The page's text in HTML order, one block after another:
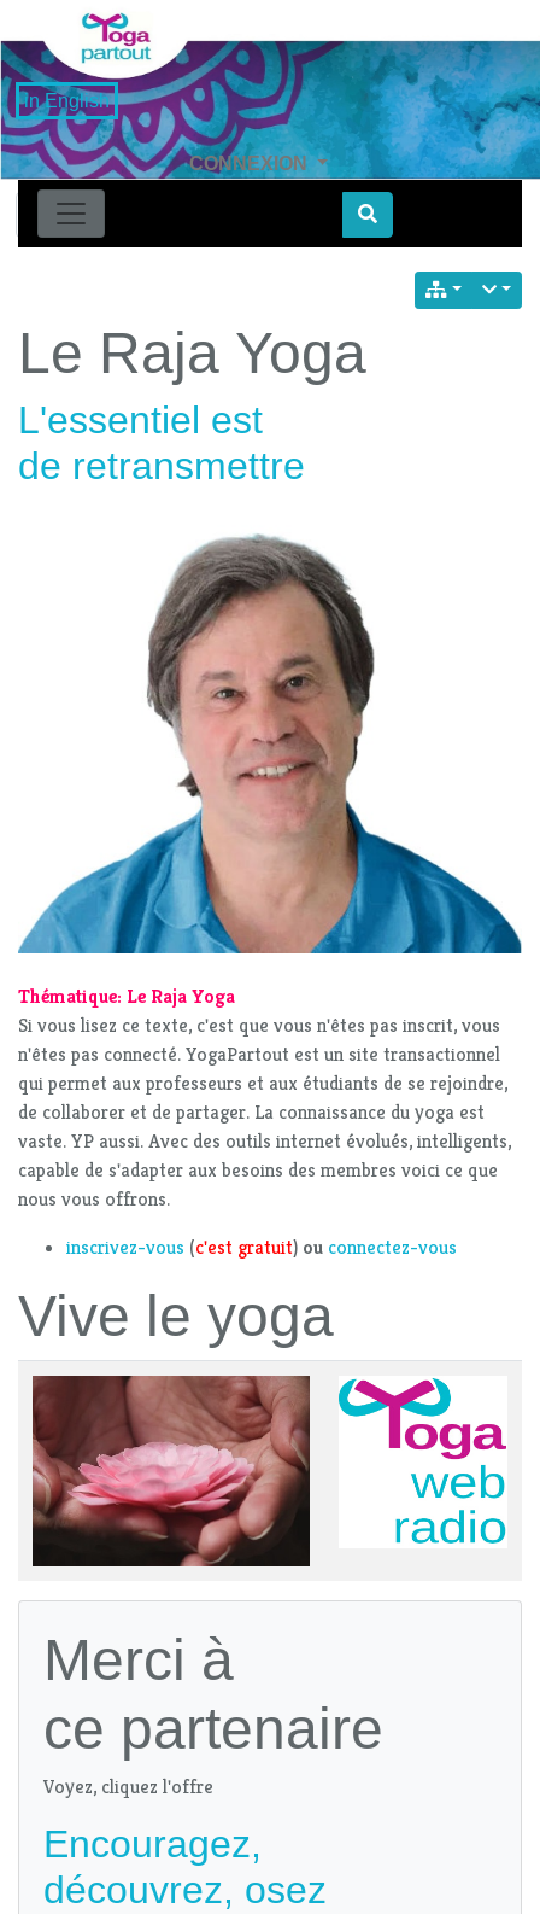
in English
CONNEXION
Find
Le Raja Yoga
L'essentiel est
de retransmettre
Thématique: Le Raja Yoga
Si vous lisez ce texte, c'est que vous n'êtes pas inscrit, vous
n'êtes pas connecté. YogaPartout est un site transactionnel
qui permet aux professeurs et aux étudiants de se rejoindre,
de collaborer et de partager. La connaissance du yoga est
vaste. YP aussi. Avec des outils internet évolués, intelligents,
capable de s'adapter aux besoins des membres voici ce que
nous vous offrons.
inscrivez-vous (c'est gratuit) ou connectez-vous
Vive le yoga
Merci à
ce partenaire
Voyez, cliquez l'offre
Encouragez,
découvrez, osez